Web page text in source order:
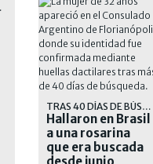
TRAS 40 DÍAS DE BÚSQUEDA
Hallaron en Brasil
a una rosarina
que era buscada
desde junio